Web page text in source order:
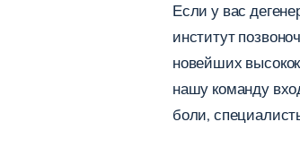
Если у вас
институт
новейших
нашу команду
боли,